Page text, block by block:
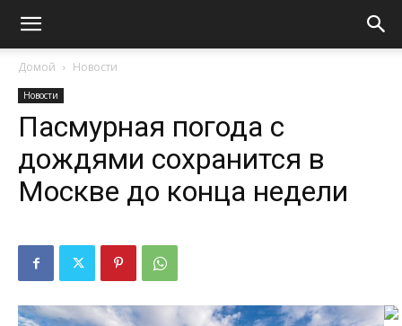
Домой Новости
Новости
Пасмурная погода с
дождями сохранится в
Москве до конца недели